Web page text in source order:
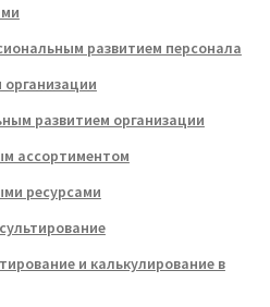
развитием персонала
развитием организации
ассортиментом
ресурсами
и калькулирование в